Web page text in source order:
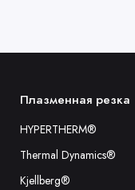
Плазменная резка
HYPERTHERM®
Thermal Dynamics®
Kjellberg®